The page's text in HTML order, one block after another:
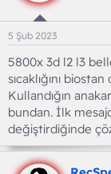
5 Şub 2023
5800x 3d l2 l3
sıcaklığını
Kullandığın
bundan. İlk
değiştirdiğinde